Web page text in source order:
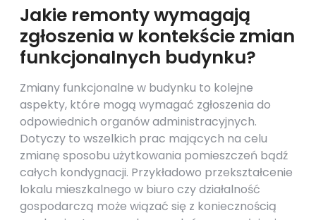
Jakie remonty wymagają
zgłoszenia w kontekście zmian
funkcjonalnych budynku?
Zmiany funkcjonalne w budynku to kolejne
aspekty, które mogą wymagać zgłoszenia do
odpowiednich organów administracyjnych.
Dotyczy to wszelkich prac mających na celu
zmianę sposobu użytkowania pomieszczeń bądź
całych kondygnacji. Przykładowo przekształcenie
lokalu mieszkalnego w biuro czy działalność
gospodarczą może wiązać się z koniecznością